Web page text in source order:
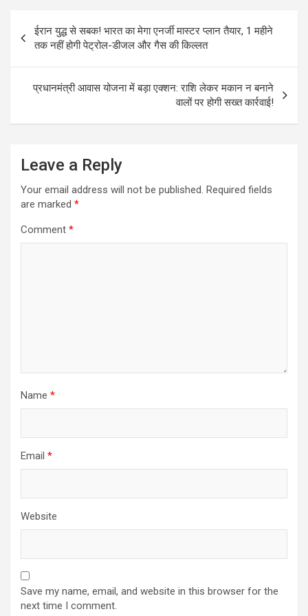
Post
navigation
ईरान युद्ध से सबक! भारत का मेगा एनर्जी मास्टर प्लान तैयार, 1 महीने
तक नहीं होगी पेट्रोल-डीजल और गैस की किल्लत
प्रधानमंत्री आवास योजना में बड़ा एक्शन: राशि लेकर मकान न बनाने
वालों पर होगी सख्त कार्रवाई!
Leave a Reply
Your email address will not be published. Required fields
are marked *
Comment *
Name *
Email *
Website
Save my name, email, and website in this browser for the
next time I comment.